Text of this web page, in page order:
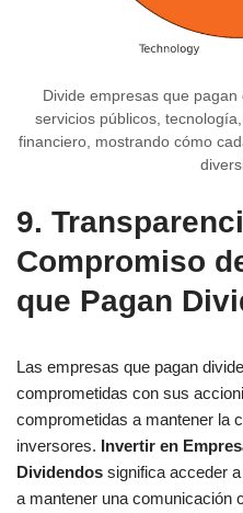
Divide empresas que
servicios públicos,
financiero, mostrando cómo
9.
Compromiso
que Pagan
Las empresas que pagan
comprometidas con sus
comprometidas a mantener la
inversores. Invertir en
Dividendos significa acceder
a mantener una comunicación